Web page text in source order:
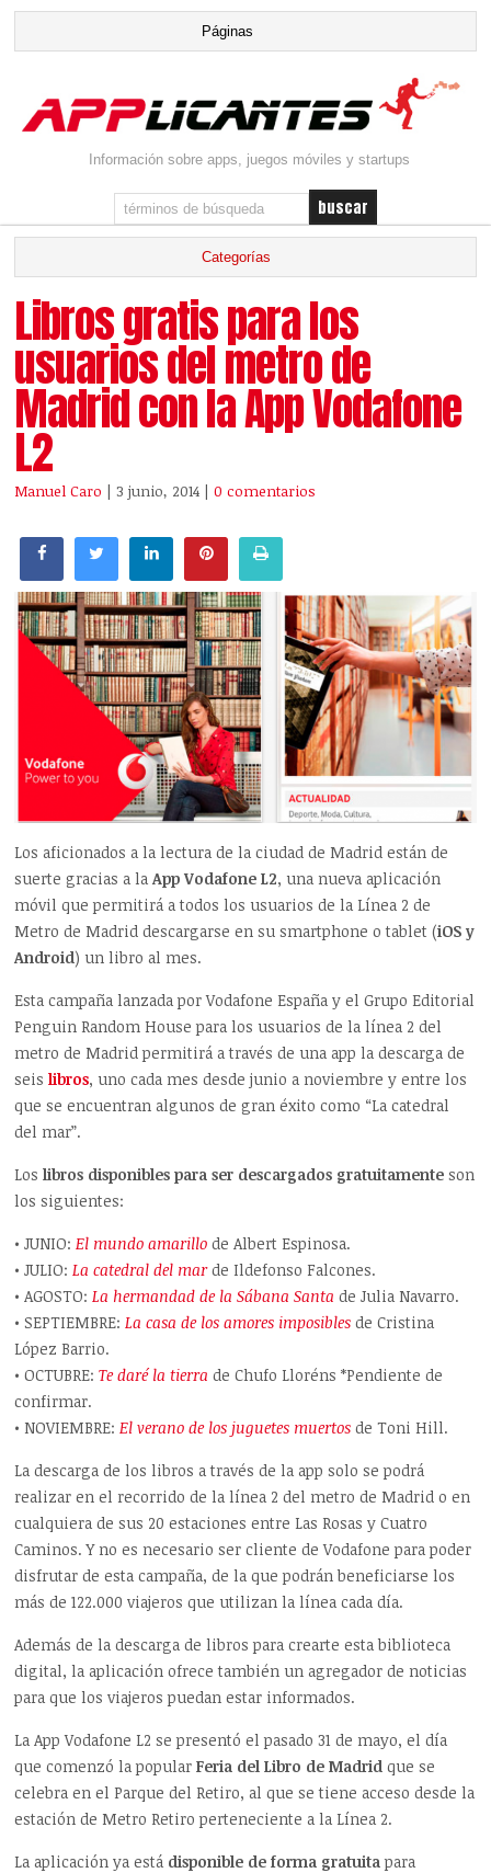
Información sobre apps, juegos móviles y startups
Libros gratis para los
usuarios del metro de
Madrid con la App Vodafone
L2
Manuel Caro | 3 junio, 2014 |0 comentarios
Los aficionados a la lectura de la ciudad de Madrid están de
suerte gracias a laApp Vodafone L2, una nueva aplicación
móvil que permitirá a todos los usuarios de la Línea 2 de
Metro de Madrid descargarse en su smartphone o tablet (iOS y
Android) un libro al mes.
Esta campaña lanzada por Vodafone España y el Grupo Editorial
Penguin Random House para los usuarios de la línea 2 del
metro de Madrid permitirá a través de una app la descarga de
seislibros, uno cada mes desde junio a noviembre y entre los
que se encuentran algunos de gran éxito como “La catedral
del mar”.
Loslibros disponibles para ser descargados gratuitamente son
los siguientes:
• JUNIO:El mundo amarillo de Albert Espinosa.
• JULIO:La catedral del mar de Ildefonso Falcones.
• AGOSTO:La hermandad de la Sábana Santa de Julia Navarro.
• SEPTIEMBRE: La casa de los amores imposibles de Cristina
López Barrio.
• OCTUBRE:Te daré la tierra de Chufo Lloréns *Pendiente de
confirmar.
• NOVIEMBRE:El verano de los juguetes muertos de Toni Hill.
La descarga de los libros a través de la app solo se podrá
realizar en el recorrido de la línea 2 del metro de Madrid o en
cualquiera de sus 20 estaciones entre Las Rosas y Cuatro
Caminos. Y no es necesario ser cliente de Vodafone para poder
disfrutar de esta campaña, de la que podrán beneficiarse los
más de 122.000 viajeros que utilizan la línea cada día.
Además de la descarga de libros para crearte esta biblioteca
digital, la aplicación ofrece también un agregador de noticias
para que los viajeros puedan estar informados.
La App Vodafone L2 se presentó el pasado 31 de mayo, el día
que comenzó la popularFeria del Libro de Madrid que se
celebra en el Parque del Retiro, al que se tiene acceso desde la
estación de Metro Retiro perteneciente a la Línea 2.
La aplicación ya está disponible de forma gratuitapara